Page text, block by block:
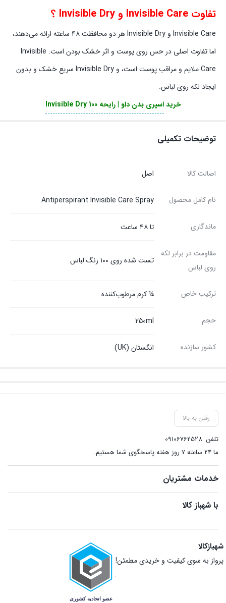
تفاوت Invisible Care و Invisible Dry ؟
Invisible Care و Invisible Dry هر دو محافظت ۴۸ ساعته ارائه می‌دهند،
اما تفاوت اصلی در حس روی پوست و اثر خشک بودن است. Invisible
Care ملایم و مراقب پوست است، و Invisible Dry سریع خشک و بدون
ایجاد لکه روی لباس.
خریداسپری بدن داو | رایحه Invisible Dry 100
توضیحات تکمیلی
اصالت کالا اصل
نام کامل محصول Antiperspirant Invisible Care Spray
ماندگاری تا ۴۸ ساعت
مقاومت در برابر لکه
روی لباس
تست شده روی ۱۰۰ رنگ لباس
ترکیب خاص ¼ کرم مرطوب‌کننده
حجم 250ml
کشور سازنده انگستان (UK)
رفتن به بالا
تلفن 09106762528
ما ۲۴ ساعته ۷ روز هفته پاسخگوی شما هستیم.
خدمات مشتریان
با شهباز کالا
شهبازکالا
پرواز به سوی کیفیت و خریدی مطمئن!